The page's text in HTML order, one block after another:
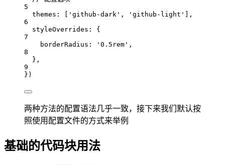
5
themes : 'github-dark' , 'github-light'
],
6
styleOverrides :
{
7
borderRadius : '0.5rem' ,
8
},
9
})
两种方法的配置语法几乎一致，接下来我们默认按
照使用配置文件的方式来举例
基础的代码块用法